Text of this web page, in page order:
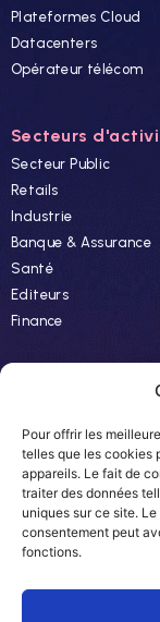
Pour offrir les
telles que les cookies
appareils. Le fait de
traiter des données
uniques sur ce site.
consentement peut
fonctions.
Plateformes Cloud
Datacenters
Opérateur télécom
Secteurs
Secteur Public
Retails
Industrie
Banque & Assurance
Santé
Editeurs
Finance
Evénements
Autres
Carrière
Newsletter